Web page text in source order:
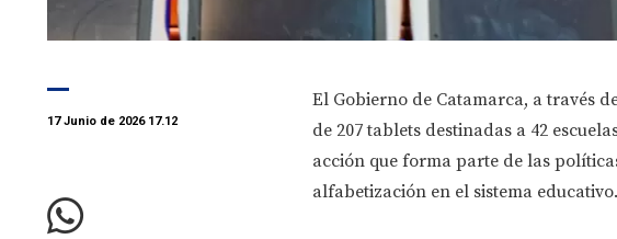
17 Junio de 2026 17.12
El Gobierno de Catamarca, a través
de 207 tablets destinadas a 42
acción que forma parte de las
alfabetización en el sistema educativo.